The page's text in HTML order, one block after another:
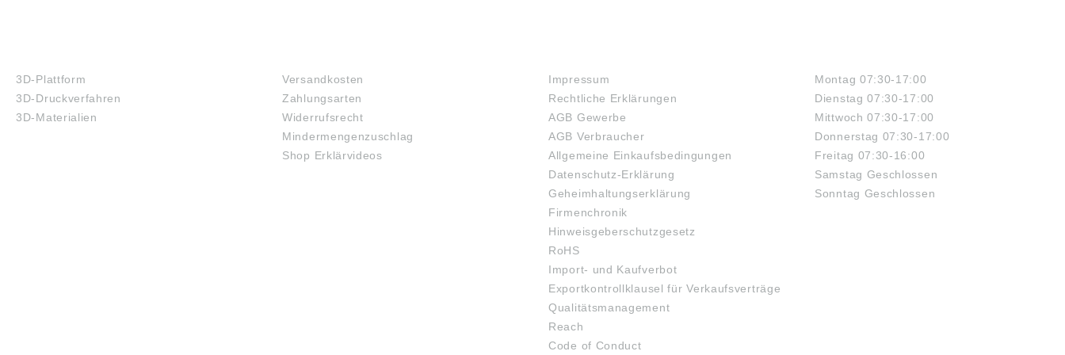
3D-Plattform
3D-Druckverfahren
3D-Materialien
Versandkosten
Zahlungsarten
Widerrufsrecht
Mindermengenzuschlag
Shop Erklärvideos
Impressum
Rechtliche Erklärungen
AGB Gewerbe
AGB Verbraucher
Allgemeine Einkaufsbedingungen
Datenschutz-Erklärung
Geheimhaltungserklärung
Firmenchronik
Hinweisgeberschutzgesetz
RoHS
Import- und Kaufverbot
Exportkontrollklausel für Verkaufsverträge
Qualitätsmanagement
Reach
Code of Conduct
Montag 07:30-17:00
Dienstag 07:30-17:00
Mittwoch 07:30-17:00
Donnerstag 07:30-17:00
Freitag 07:30-16:00
Samstag Geschlossen
Sonntag Geschlossen